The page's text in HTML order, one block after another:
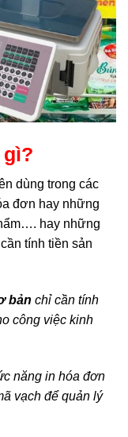
dùng trong các
đơn hay những
hay những
tính tiền sản
bản chỉ cần tính
công việc kinh
năng in hóa đơn
vạch để quản lý